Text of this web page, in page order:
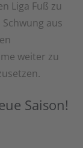
Liga Fuß zu
aus
weiter zu
Saison!